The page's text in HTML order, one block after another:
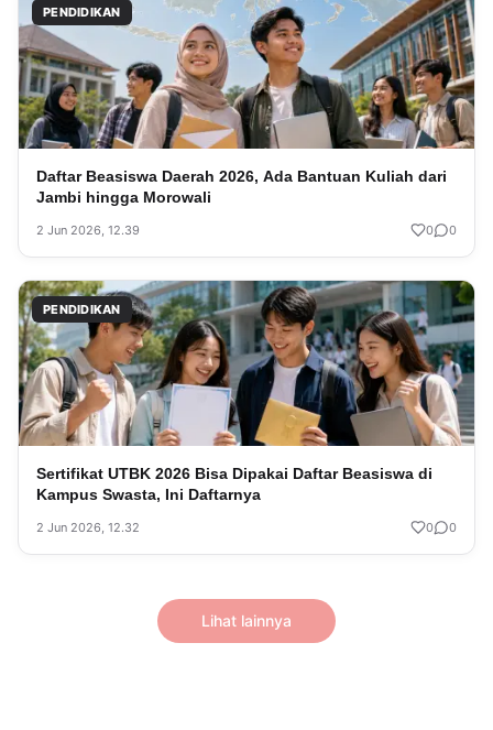
PENDIDIKAN
Daftar Beasiswa Daerah 2026, Ada Bantuan Kuliah dari
Jambi hingga Morowali
2 Jun 2026, 12.39 0 0
PENDIDIKAN
Sertifikat UTBK 2026 Bisa Dipakai Daftar Beasiswa di
Kampus Swasta, Ini Daftarnya
2 Jun 2026, 12.32 0 0
Lihat lainnya